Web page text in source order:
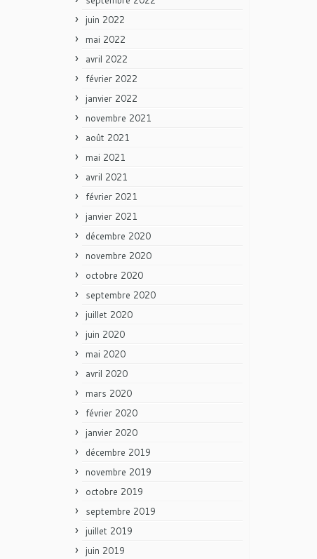
juin 2022
mai 2022
avril 2022
février 2022
janvier 2022
novembre 2021
août 2021
mai 2021
avril 2021
février 2021
janvier 2021
décembre 2020
novembre 2020
octobre 2020
septembre 2020
juillet 2020
juin 2020
mai 2020
avril 2020
mars 2020
février 2020
janvier 2020
décembre 2019
novembre 2019
octobre 2019
septembre 2019
juillet 2019
juin 2019